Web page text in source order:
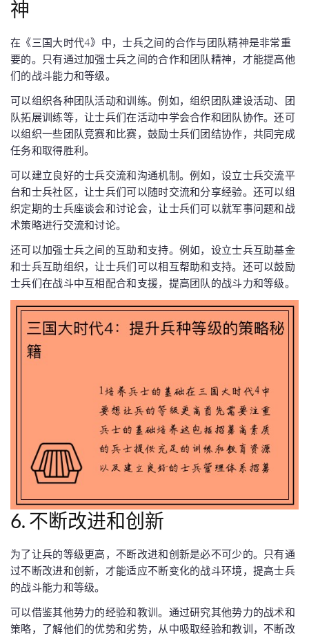
神
在《三国大时代4》中，士兵之间的合作与团队精神是非常重
要的。只有通过加强士兵之间的合作和团队精神，才能提高他
们的战斗能力和等级。
可以组织各种团队活动和训练。例如，组织团队建设活动、团
队拓展训练等，让士兵们在活动中学会合作和团队协作。还可
以组织一些团队竞赛和比赛，鼓励士兵们团结协作，共同完成
任务和取得胜利。
可以建立良好的士兵交流和沟通机制。例如，设立士兵交流平
台和士兵社区，让士兵们可以随时交流和分享经验。还可以组
织定期的士兵座谈会和讨论会，让士兵们可以就军事问题和战
术策略进行交流和讨论。
还可以加强士兵之间的互助和支持。例如，设立士兵互助基金
和士兵互助组织，让士兵们可以相互帮助和支持。还可以鼓励
士兵们在战斗中互相配合和支援，提高团队的战斗力和等级。
6. 不断改进和创新
为了让兵的等级更高，不断改进和创新是必不可少的。只有通
过不断改进和创新，才能适应不断变化的战斗环境，提高士兵
的战斗能力和等级。
可以借鉴其他势力的经验和教训。通过研究其他势力的战术和
策略，了解他们的优势和劣势，从中吸取经验和教训，不断改